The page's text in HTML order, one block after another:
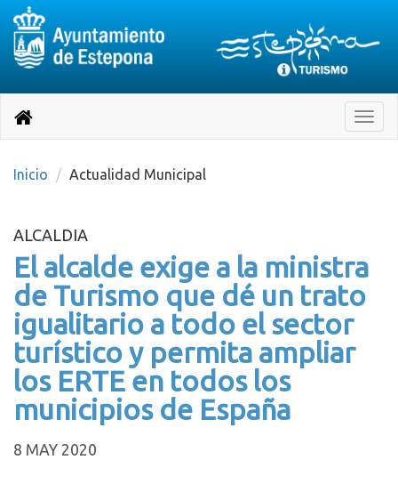
página
Toggle
Destino:
Volver
inicio
Inicio Actualidad Municipal
ALCALDIA
El alcalde exige a la ministra
de Turismo que dé un trato
igualitario a todo el sector
turístico y permita ampliar
los ERTE en todos los
municipios de España
8 MAY 2020